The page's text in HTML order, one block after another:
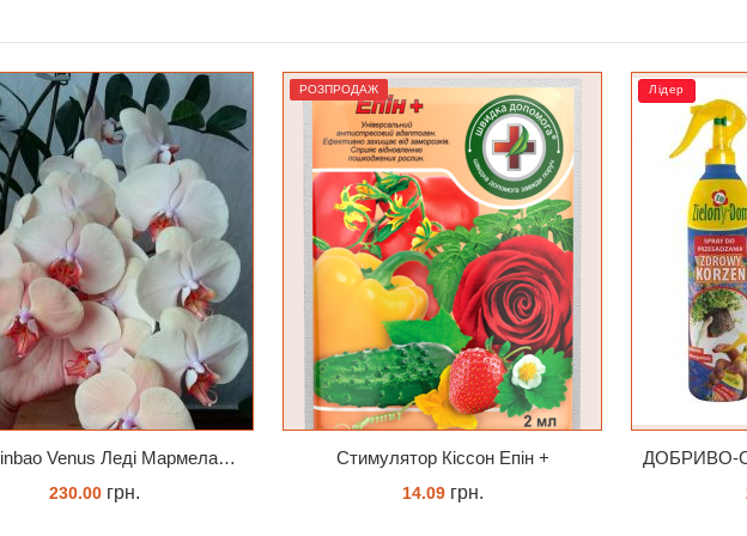
Cтимулятор Кіссон Епін +
14.09грн.
Лідер
262.00